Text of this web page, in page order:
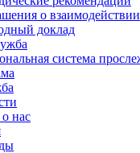
о взаимодействии
доклад
система
нас